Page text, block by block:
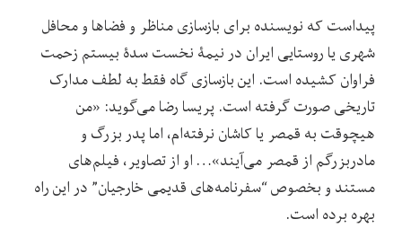
پیداست که نویسنده برای بازسازی مناظر و فضاها و محافل
شهری یا روستایی ایران در نیمۀ نخست سدۀ بیستم زحمت
فراوان کشیده است. این بازسازی گاه فقط به لطف مدارک
تاریخی صورت گرفته است. پریسا رضا می‌گوید: «من
هیچوقت به قمصر یا کاشان نرفته‌ام، اما پدر بزرگ و
مادربزرگم از قمصر می‌آیند»… او از تصاویر، فیلم‌های
مستند و بخصوص “سفرنامه‌های قدیمی خارجیان” در این راه
بهره برده است.